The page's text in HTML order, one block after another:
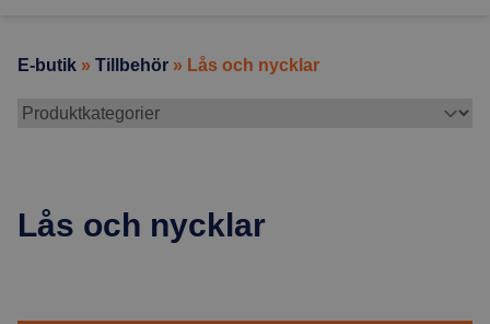
E-butik » Tillbehör » Lås och nycklar
Lås och nycklar